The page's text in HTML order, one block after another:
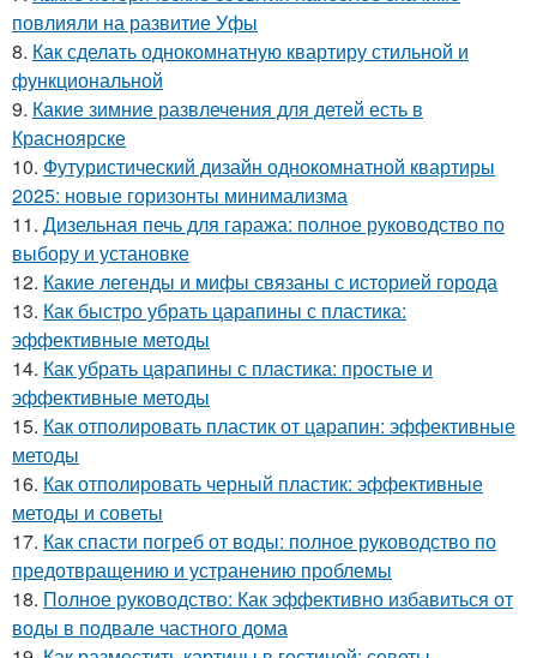
повлияли на развитие Уфы
8. Как сделать однокомнатную квартиру стильной и
функциональной
9. Какие зимние развлечения для детей есть в
Красноярске
10. Футуристический дизайн однокомнатной квартиры
2025: новые горизонты минимализма
11. Дизельная печь для гаража: полное руководство по
выбору и установке
12. Какие легенды и мифы связаны с историей города
13. Как быстро убрать царапины с пластика:
эффективные методы
14. Как убрать царапины с пластика: простые и
эффективные методы
15. Как отполировать пластик от царапин: эффективные
методы
16. Как отполировать черный пластик: эффективные
методы и советы
17. Как спасти погреб от воды: полное руководство по
предотвращению и устранению проблемы
18. Полное руководство: Как эффективно избавиться от
воды в подвале частного дома